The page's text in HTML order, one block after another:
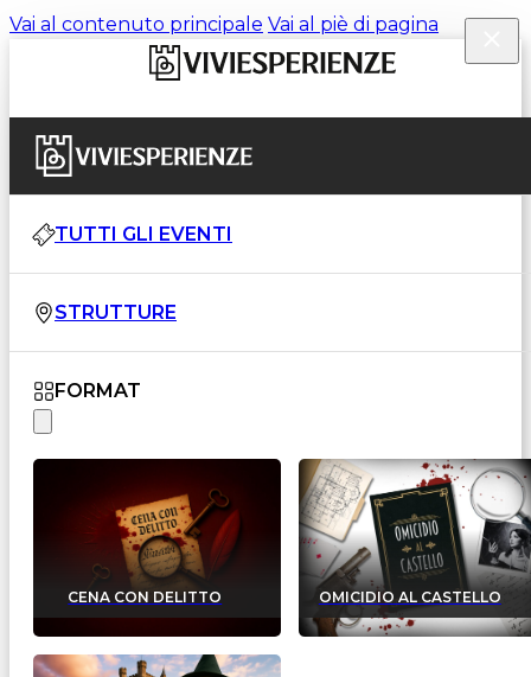
Vai al contenuto principale Vai al piè di pagina
TUTTI GLI EVENTI
STRUTTURE
FORMAT
CENA CON DELITTO OMICIDIO AL CASTELLO